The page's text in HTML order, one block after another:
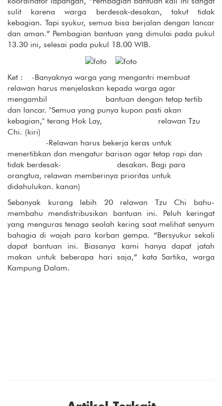
sulit karena warga berdesak-desakan, takut tidak
kebagian. Tapi syukur, semua bisa berjalan dengan lancar
dan aman.” Pembagian bantuan yang dimulai pada pukul
13.30 ini, selesai pada pukul 18.00 WIB.
Ket : -Banyaknya warga yang mengantri membuat
relawan harus menjelaskan kepada warga agar
mengambil bantuan dengan tetap tertib
dan lancar. "Semua yang punya kupon pasti akan
kebagian," terang Hok Lay, relawan Tzu
Chi. (kiri)
-Relawan harus bekerja keras untuk
menertibkan dan mengatur barisan agar tetap rapi dan
tidak berdesak- desakan. Bagi para
orangtua, relawan memberinya prioritas untuk
didahulukan. kanan)
Sebanyak kurang lebih 20 relawan Tzu Chi bahu-
membahu mendistribusikan bantuan ini. Peluh keringat
yang menguras tenaga seolah kering saat melihat senyum
bahagia di wajah para korban gempa. “Bersyukur sekali
dapat bantuan ini. Biasanya kami hanya dapat jatah
makan untuk beberapa hari saja,” kata Sartika, warga
Kampung Dalam.